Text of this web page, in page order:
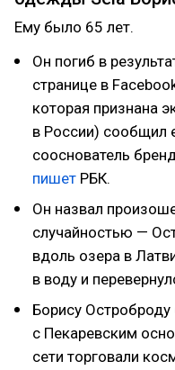
Ему было 65 лет.
Он погиб в
странице в
которая признана
в России) сообщил
сооснователь
пишет РБК.
Он назвал
случайностью —
вдоль озера в
в воду и
Борису
с Пекаревским
сети торговали